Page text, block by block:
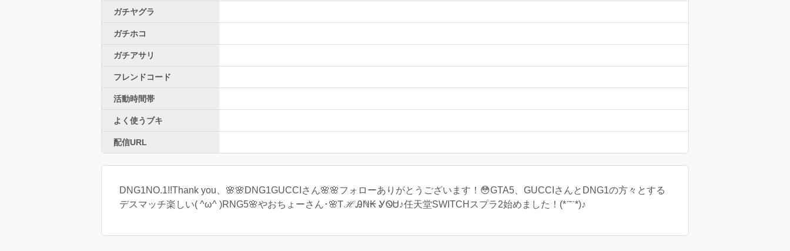
ガチヤグラ
ガチホコ
ガチアサリ
フレンドコード
活動時間帯
よく使うブキ
配信URL
DNG1NO.1!!Thank you、🌸🌸DNG1GUCCIさん🌸🌸フォローありがとうございます！😳GTA5、GUCCIさんとDNG1の方々とする
デスマッチ楽しい( ^ω^ )RNG5🌸やおちょーさん･🌸ᎢℋᎯℕ₭ ᎽᏫᏌ♪任天堂SWITCHスプラ2始めました！(*ˊ˘ˋ*)♪